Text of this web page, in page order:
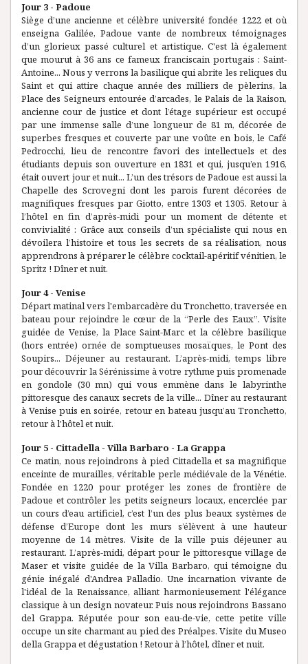
Jour 3 - Padoue
Siège d’une ancienne et célèbre université fondée 1222 et où
enseigna Galilée, Padoue vante de nombreux témoignages
d’un glorieux passé culturel et artistique. C'est là également
que mourut à 36 ans ce fameux franciscain portugais : Saint-
Antoine... Nous y verrons la basilique qui abrite les reliques du
Saint et qui attire chaque année des milliers de pèlerins, la
Place des Seigneurs entourée d’arcades, le Palais de la Raison,
ancienne cour de justice et dont l’étage supérieur est occupé
par une immense salle d’une longueur de 81 m, décorée de
superbes fresques et couverte par une voûte en bois, le Café
Pedrocchi, lieu de rencontre favori des intellectuels et des
étudiants depuis son ouverture en 1831 et qui, jusqu’en 1916,
était ouvert jour et nuit... L’un des trésors de Padoue est aussi la
Chapelle des Scrovegni dont les parois furent décorées de
magnifiques fresques par Giotto, entre 1303 et 1305. Retour à
l’hôtel en fin d’après-midi pour un moment de détente et
convivialité : Grâce aux conseils d’un spécialiste qui nous en
dévoilera l’histoire et tous les secrets de sa réalisation, nous
apprendrons à préparer le célèbre cocktail-apéritif vénitien, le
Spritz ! Dîner et nuit.
Jour 4 - Venise
Départ matinal vers l'embarcadère du Tronchetto, traversée en
bateau pour rejoindre le cœur de la “Perle des Eaux”. Visite
guidée de Venise, la Place Saint-Marc et la célèbre basilique
(hors entrée) ornée de somptueuses mosaïques, le Pont des
Soupirs... Déjeuner au restaurant. L’après-midi, temps libre
pour découvrir la Sérénissime à votre rythme puis promenade
en gondole (30 mn) qui vous emmène dans le labyrinthe
pittoresque des canaux secrets de la ville... Dîner au restaurant
à Venise puis en soirée, retour en bateau jusqu’au Tronchetto,
retour à l'hôtel et nuit.
Jour 5 - Cittadella - Villa Barbaro - La Grappa
Ce matin, nous rejoindrons à pied Cittadella et sa magnifique
enceinte de murailles, véritable perle médiévale de la Vénétie.
Fondée en 1220 pour protéger les zones de frontière de
Padoue et contrôler les petits seigneurs locaux, encerclée par
un cours d’eau artificiel, c’est l’un des plus beaux systèmes de
défense d’Europe dont les murs s’élèvent à une hauteur
moyenne de 14 mètres. Visite de la ville puis déjeuner au
restaurant. L’après-midi, départ pour le pittoresque village de
Maser et visite guidée de la Villa Barbaro, qui témoigne du
génie inégalé d'Andrea Palladio. Une incarnation vivante de
l'idéal de la Renaissance, alliant harmonieusement l'élégance
classique à un design novateur. Puis nous rejoindrons Bassano
del Grappa. Réputée pour son eau-de-vie, cette petite ville
occupe un site charmant au pied des Préalpes. Visite du Museo
della Grappa et dégustation ! Retour à l’hôtel, dîner et nuit.